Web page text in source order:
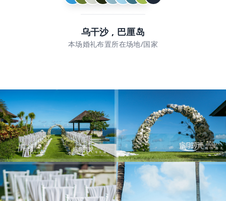
乌干沙 , 巴厘岛
本场婚礼布置所在场地/国家